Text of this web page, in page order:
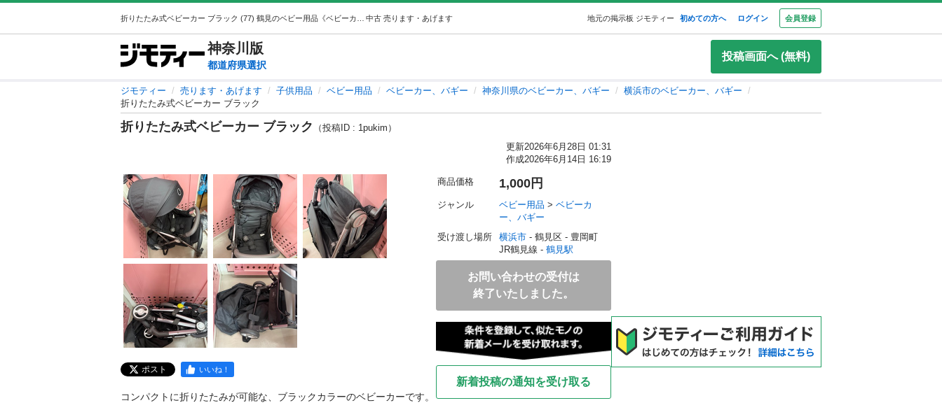
中古 売ります・あげます 地元の掲示板 ジモティー 初めての方へ ログイン 会員登録
神奈川 版
都道府県選択
投稿画面へ (無料)
ジモティー 売ります・あげます 子供用品 ベビー用品 ベビーカー、バギー 神奈川県のベビーカー、バギー
横浜市のベビーカー、バギー
折りたたみ式ベビーカー ブラック
折りたたみ式ベビーカー ブラック
（投稿ID : 1pukim）
更新2026年6月28日 01:31
作成2026年6月14日 16:19
ポスト いいね！
コンパクトに折りたたみが可能な、ブラックカラーのベビーカーです。
商品価格 1,000円
ジャンル ベビー用品 > ベビーカ
ー、バギー
受け渡し場所
横浜市 - 鶴見区 - 豊岡町
JR鶴見線 - 鶴見駅
お問い合わせの受付は
終了いたしました。
新着投稿の通知を受け取る